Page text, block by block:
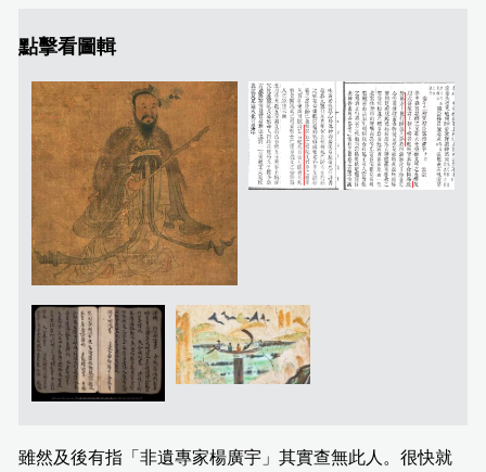
點擊看圖輯
雖然及後有指「非遺專家楊廣宇」其實查無此人。很快就